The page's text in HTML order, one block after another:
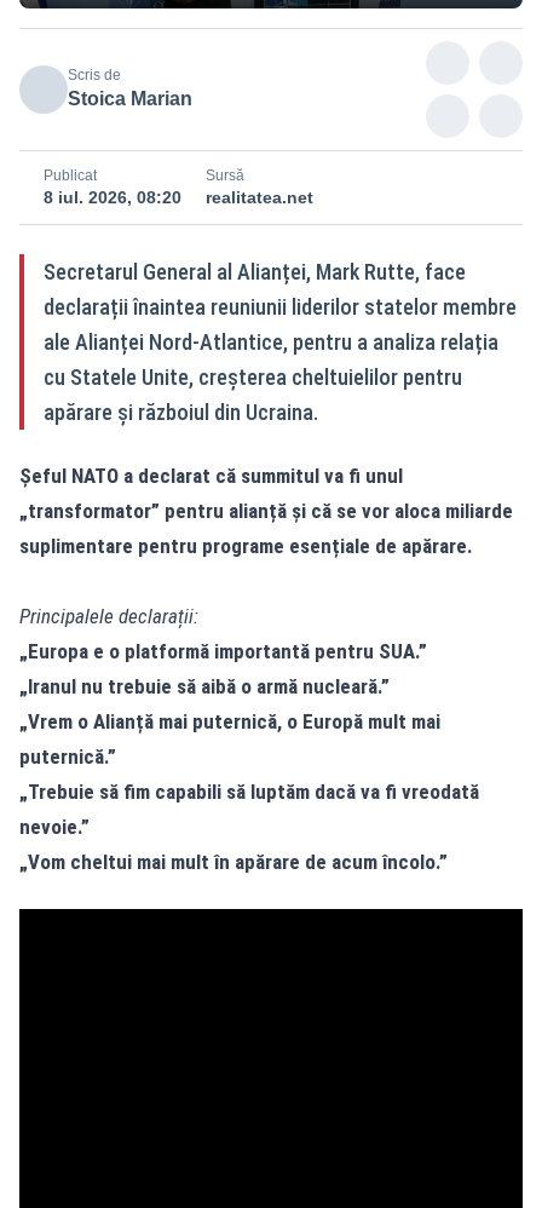
Scris de
Stoica Marian
Publicat
8 iul. 2026, 08:20
Sursă
realitatea.net
Secretarul General al Alianței, Mark Rutte, face
declarații înaintea reuniunii liderilor statelor membre
ale Alianței Nord-Atlantice, pentru a analiza relația
cu Statele Unite, creșterea cheltuielilor pentru
apărare și războiul din Ucraina.
Șeful NATO a declarat că summitul va fi unul
„transformator” pentru alianță și că se vor aloca miliarde
suplimentare pentru programe esențiale de apărare.
Principalele declarații:
„Europa e o platformă importantă pentru SUA.”
„Iranul nu trebuie să aibă o armă nucleară.”
„Vrem o Alianță mai puternică, o Europă mult mai
puternică.”
„Trebuie să fim capabili să luptăm dacă va fi vreodată
nevoie.”
„Vom cheltui mai mult în apărare de acum încolo.”